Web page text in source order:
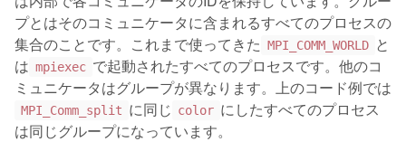
プとはそのコミュニケータに含まれるすべてのプロセスの
集合のことです。これまで使ってきた MPI_COMM_WORLD と
は mpiexec で起動されたすべてのプロセスです。他のコ
ミュニケータはグループが異なります。上のコード例では
MPI_Comm_split に同じ color にしたすべてのプロセス
は同じグループになっています。